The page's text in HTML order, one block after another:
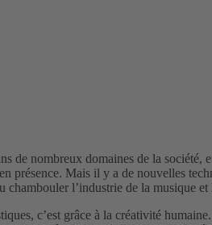
de nombreux domaines de la
présence. Mais il y a de nouvelles
l’industrie de la musique
c’est grâce à la créativité